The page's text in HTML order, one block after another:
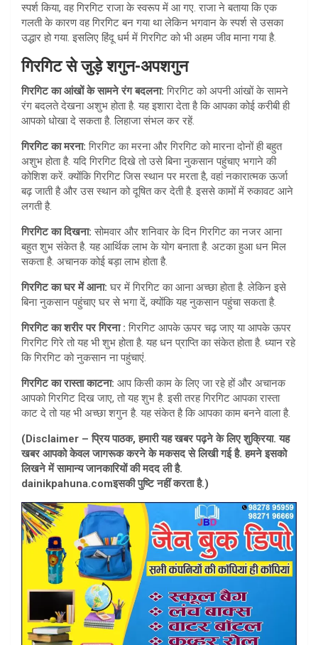
स्‍पर्श किया, वह गिरगिट राजा के स्‍वरूप में आ गए. राजा ने बताया कि एक
गलती के कारण वह गिरगिट बन गया था लेकिन भगवान के स्‍पर्श से उसका
उद्धार हो गया. इसलिए हिंदू धर्म में गिरगिट को भी अहम जीव माना गया है.
गिरगिट से जुड़े शगुन-अपशगुन
गिरगिट का आंखों के सामने रंग बदलना: गिरगिट को अपनी आंखों के सामने
रंग बदलते देखना अशुभ होता है. यह इशारा देता है कि आपका कोई करीबी ही
आपको धोखा दे सकता है. लिहाजा संभल कर रहें.
गिरगिट का मरना: गिरगिट का मरना और गिरगिट को मारना दोनों ही बहुत
अशुभ होता है. यदि गिरगिट दिखे तो उसे बिना नुकसान पहुंचाए भगाने की
कोशिश करें. क्‍योंकि गिरगिट जिस स्थान पर मरता है, वहां नकारात्मक ऊर्जा
बढ़ जाती है और उस स्‍थान को दूषित कर देती है. इससे कामों में रुकावट आने
लगती है.
गिरगिट का दिखना: सोमवार और शनिवार के दिन गिरगिट का नजर आना
बहुत शुभ संकेत है. यह आर्थिक लाभ के योग बनाता है. अटका हुआ धन मिल
सकता है. अचानक कोई बड़ा लाभ होता है.
गिरगिट का घर में आना: घर में गिरगिट का आना अच्‍छा होता है. लेकिन इसे
बिना नुकसान पहुंचाए घर से भगा दें, क्‍योंकि यह नुकसान पहुंचा सकता है.
गिरगिट का शरीर पर गिरना : गिरगिट आपके ऊपर चढ़ जाए या आपके ऊपर
गिरगिट गिरे तो यह भी शुभ होता है. यह धन प्राप्ति का संकेत होता है. ध्‍यान रहे
कि गिरगिट को नुकसान ना पहुंचाएं.
गिरगिट का रास्ता काटना: आप किसी काम के लिए जा रहे हों और अचानक
आपको गिरगिट दिख जाए, तो यह शुभ है. इसी तरह गिरगिट आपका रास्ता
काट दे तो यह भी अच्‍छा शगुन है. यह संकेत है कि आपका काम बनने वाला है.
(Disclaimer – प्रिय पाठक, हमारी यह खबर पढ़ने के लिए शुक्रिया. यह
खबर आपको केवल जागरूक करने के मकसद से लिखी गई है. हमने इसको
लिखने में सामान्य जानकारियों की मदद ली है.
dainikpahuna.comइसकी पुष्टि नहीं करता है.)